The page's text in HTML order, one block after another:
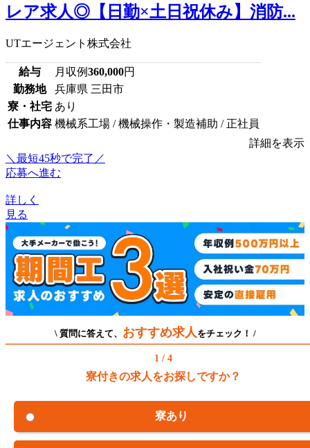
レア求人◎【日勤×土日祝休み】消防...
UTエージェント株式会社
給与 月収例360,000円
勤務地
兵庫県 三田市
寮・社宅 あり
仕事内容 機械系工場 / 機械操作・製造補助 / 正社員
詳細を表示
＼最短45秒で完了／
応募へ進む
詳しく
見る
\ 質問に答えて、 おすすめ求人 をチェック！ /
1 / 4
寮付きの求人をお探しですか？
寮あり